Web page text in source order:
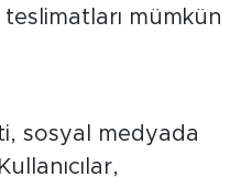
mümkün
sosyal medyada